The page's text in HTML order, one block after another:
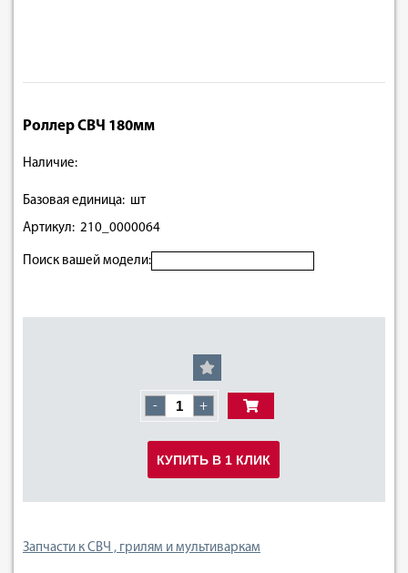
Роллер СВЧ 180мм
Наличие:
Базовая единица: шт
Артикул: 210_0000064
Поиск вашей модели:
- +
КУПИТЬ В 1 КЛИК
Запчасти к СВЧ , грилям и мультиваркам